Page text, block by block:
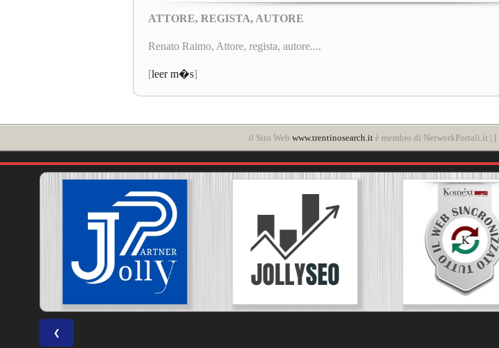
ATTORE, REGISTA, AUTORE
Renato Raimo, Attore, regista, autore....
[leer m�s]
il Sito Web www.trentinosearch.it è membro di NetworkPortali.it | [
❮